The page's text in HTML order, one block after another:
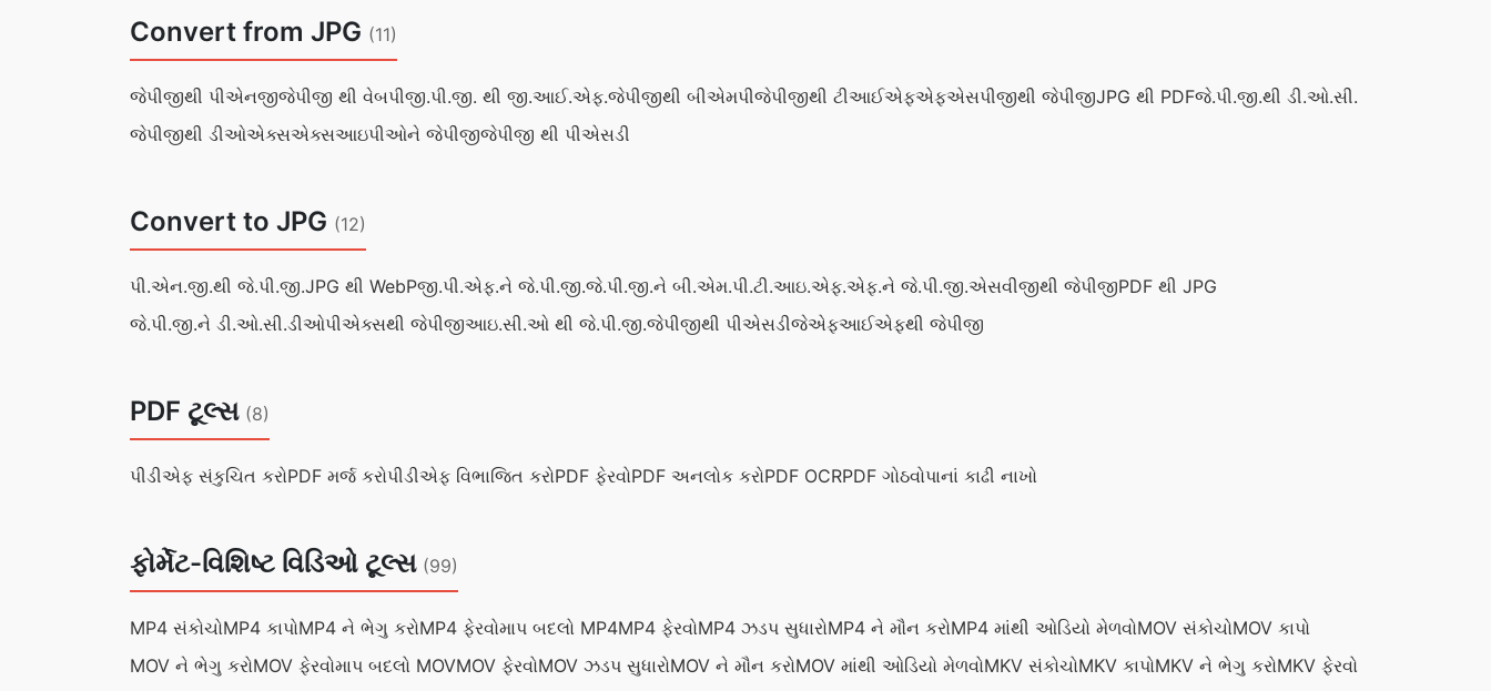
Convert from JPG (11)
જેપીજીથી પીએનજીજેપીજી થી વેબપીજી.પી.જી. થી જી.આઈ.એફ.જેપીજીથી બીએમપીજેપીજીથી ટીઆઈએફએફએસપીજીથી જેપીજીJPG થી PDFજે.પી.જી.થી ડી.ઓ.સી.
જેપીજીથી ડીઓએક્સએક્સઆઇપીઓને જેપીજીજેપીજી થી પીએસડી
Convert to JPG (12)
પી.એન.જી.થી જે.પી.જી.JPG થી WebPજી.પી.એફ.ને જે.પી.જી.જે.પી.જી.ને બી.એમ.પી.ટી.આઇ.એફ.એફ.ને જે.પી.જી.એસવીજીથી જેપીજીPDF થી JPG
જે.પી.જી.ને ડી.ઓ.સી.ડીઓપીએક્સથી જેપીજીઆઇ.સી.ઓ થી જે.પી.જી.જેપીજીથી પીએસડીજેએફઆઈએફથી જેપીજી
PDF ટૂલ્સ (8)
પીડીએફ સંકુચિત કરોPDF મર્જ કરોપીડીએફ વિભાજિત કરોPDF ફેરવોPDF અનલોક કરોPDF OCRPDF ગોઠવોપાનાં કાઢી નાખો
ફોર્મેટ-વિશિષ્ટ વિડિઓ ટૂલ્સ (99)
MP4 સંકોચોMP4 કાપોMP4 ને ભેગુ કરોMP4 ફેરવોમાપ બદલો MP4MP4 ફેરવોMP4 ઝડપ સુધારોMP4 ને મૌન કરોMP4 માંથી ઓડિયો મેળવોMOV સંકોચોMOV કાપો
MOV ને ભેગુ કરોMOV ફેરવોમાપ બદલો MOVMOV ફેરવોMOV ઝડપ સુધારોMOV ને મૌન કરોMOV માંથી ઓડિયો મેળવોMKV સંકોચોMKV કાપોMKV ને ભેગુ કરોMKV ફેરવો